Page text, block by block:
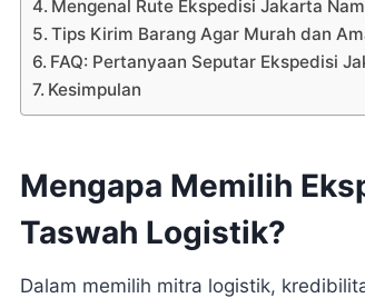
Mengenal Rute Ekspedisi Jakarta
Tips Kirim Barang Agar Murah dan
FAQ: Pertanyaan Seputar Ekspedisi
Kesimpulan
Mengapa Memilih
Taswah Logistik?
Dalam memilih mitra logistik,